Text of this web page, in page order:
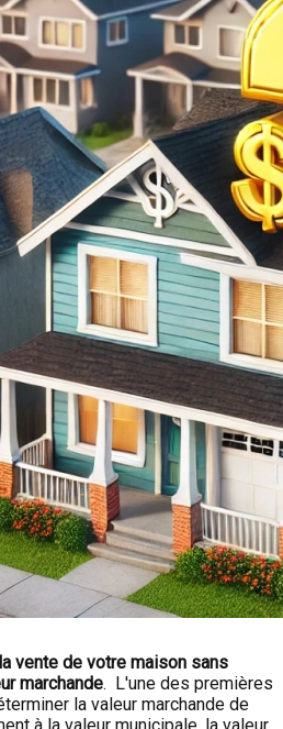
vente de votre maison sans
marchande. L'une des premières
la valeur marchande de